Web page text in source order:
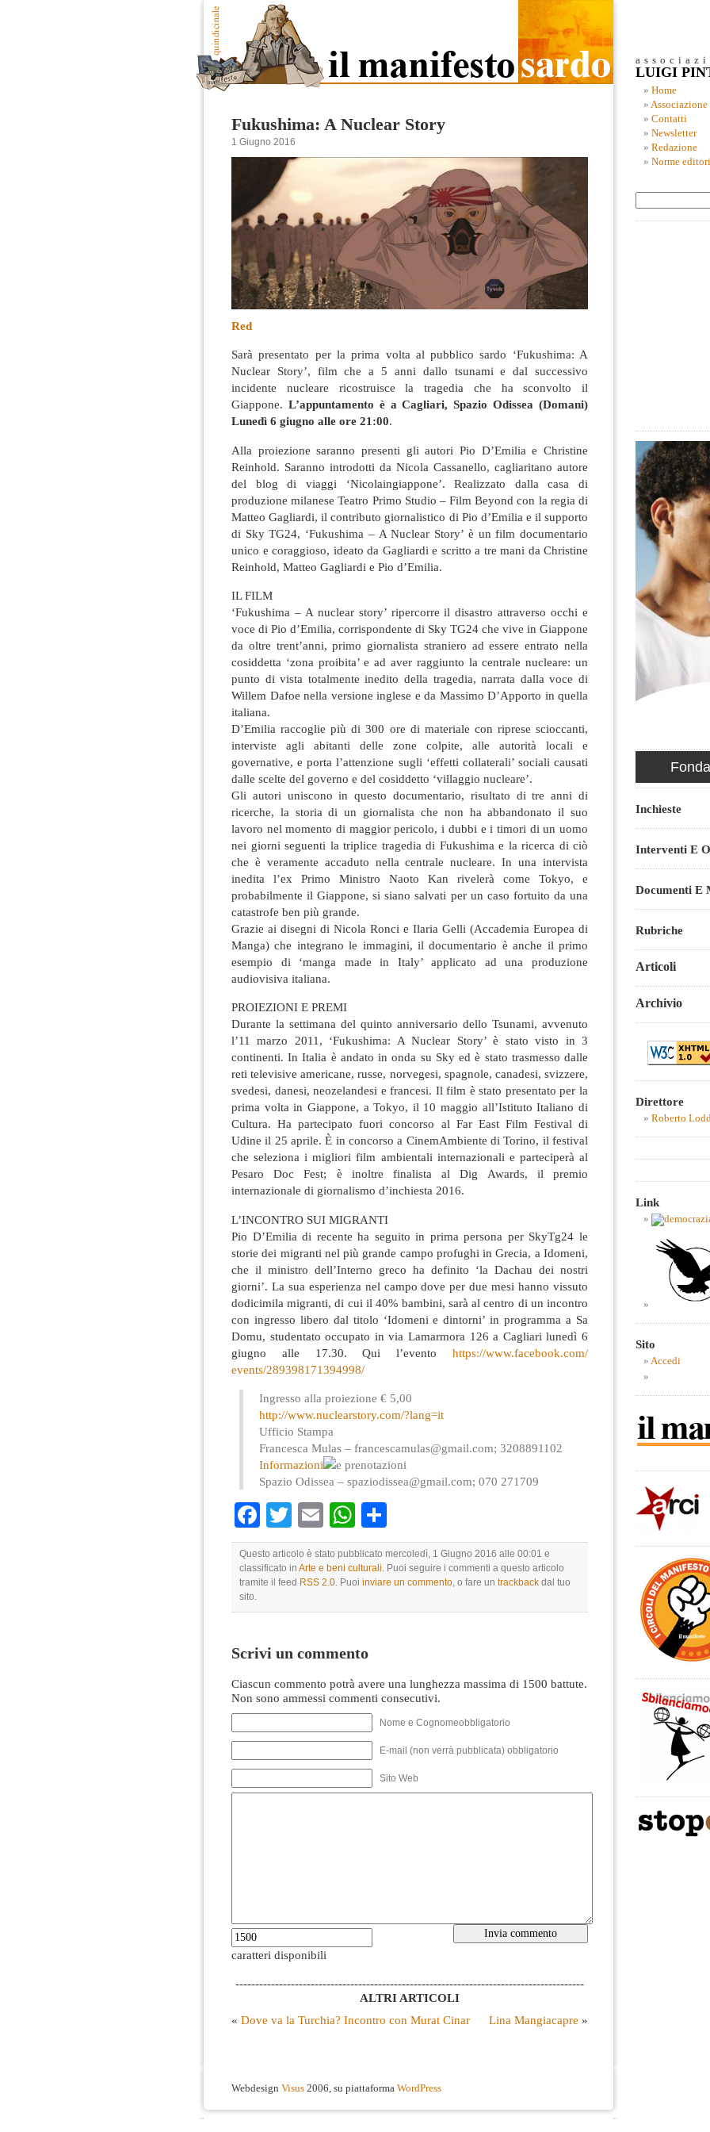
Fukushima: A Nuclear Story
1 Giugno 2016
Red
Sarà presentato per la prima volta al pubblico sardo ‘Fukushima: A
Nuclear Story’, film che a 5 anni dallo tsunami e dal successivo
incidente nucleare ricostruisce la tragedia che ha sconvolto il
Giappone. L’appuntamento è a Cagliari, Spazio Odissea (Domani)
Lunedì 6 giugno alle ore 21:00.
Alla proiezione saranno presenti gli autori Pio D’Emilia e Christine
Reinhold. Saranno introdotti da Nicola Cassanello, cagliaritano autore
del blog di viaggi ‘Nicolaingiappone’. Realizzato dalla casa di
produzione milanese Teatro Primo Studio – Film Beyond con la regia di
Matteo Gagliardi, il contributo giornalistico di Pio d’Emilia e il supporto
di Sky TG24, ‘Fukushima – A Nuclear Story’ è un film documentario
unico e coraggioso, ideato da Gagliardi e scritto a tre mani da Christine
Reinhold, Matteo Gagliardi e Pio d’Emilia.
IL FILM
‘Fukushima – A nuclear story’ ripercorre il disastro attraverso occhi e
voce di Pio d’Emilia, corrispondente di Sky TG24 che vive in Giappone
da oltre trent’anni, primo giornalista straniero ad essere entrato nella
cosiddetta ‘zona proibita’ e ad aver raggiunto la centrale nucleare: un
punto di vista totalmente inedito della tragedia, narrata dalla voce di
Willem Dafoe nella versione inglese e da Massimo D’Apporto in quella
italiana.
D’Emilia raccoglie più di 300 ore di materiale con riprese scioccanti,
interviste agli abitanti delle zone colpite, alle autorità locali e
governative, e porta l’attenzione sugli ‘effetti collaterali’ sociali causati
dalle scelte del governo e del cosiddetto ‘villaggio nucleare’.
Gli autori uniscono in questo documentario, risultato di tre anni di
ricerche, la storia di un giornalista che non ha abbandonato il suo
lavoro nel momento di maggior pericolo, i dubbi e i timori di un uomo
nei giorni seguenti la triplice tragedia di Fukushima e la ricerca di ciò
che è veramente accaduto nella centrale nucleare. In una intervista
inedita l’ex Primo Ministro Naoto Kan rivelerà come Tokyo, e
probabilmente il Giappone, si siano salvati per un caso fortuito da una
catastrofe ben più grande.
Grazie ai disegni di Nicola Ronci e Ilaria Gelli (Accademia Europea di
Manga) che integrano le immagini, il documentario è anche il primo
esempio di ‘manga made in Italy’ applicato ad una produzione
audiovisiva italiana.
PROIEZIONI E PREMI
Durante la settimana del quinto anniversario dello Tsunami, avvenuto
l’11 marzo 2011, ‘Fukushima: A Nuclear Story’ è stato visto in 3
continenti. In Italia è andato in onda su Sky ed è stato trasmesso dalle
reti televisive americane, russe, norvegesi, spagnole, canadesi, svizzere,
svedesi, danesi, neozelandesi e francesi. Il film è stato presentato per la
prima volta in Giappone, a Tokyo, il 10 maggio all’Istituto Italiano di
Cultura. Ha partecipato fuori concorso al Far East Film Festival di
Udine il 25 aprile. È in concorso a CinemAmbiente di Torino, il festival
che seleziona i migliori film ambientali internazionali e parteciperà al
Pesaro Doc Fest; è inoltre finalista al Dig Awards, il premio
internazionale di giornalismo d’inchiesta 2016.
L’INCONTRO SUI MIGRANTI
Pio D’Emilia di recente ha seguito in prima persona per SkyTg24 le
storie dei migranti nel più grande campo profughi in Grecia, a Idomeni,
che il ministro dell’Interno greco ha definito ‘la Dachau dei nostri
giorni’. La sua esperienza nel campo dove per due mesi hanno vissuto
dodicimila migranti, di cui il 40% bambini, sarà al centro di un incontro
con ingresso libero dal titolo ‘Idomeni e dintorni’ in programma a Sa
Domu, studentato occupato in via Lamarmora 126 a Cagliari lunedì 6
giugno alle 17.30. Qui l’evento https://www.facebook.com/
events/289398171394998/
Ingresso alla proiezione € 5,00
http://www.nuclearstory.com/?lang=it
Ufficio Stampa
Francesca Mulas – francescamulas@gmail.com; 3208891102
Informazioni
e prenotazioni
Spazio Odissea – spaziodissea@gmail.com; 070 271709
Facebook
TwitterEmailWhatsApp
Questo articolo è stato pubblicato mercoledì, 1 Giugno 2016 alle 00:01 e
classificato in Arte e beni culturali. Puoi seguire i commenti a questo articolo
tramite il feed RSS 2.0. Puoi inviare un commento, o fare un trackback dal tuo
sito.
Scrivi un commento
Ciascun commento potrà avere una lunghezza massima di 1500 battute.
Non sono ammessi commenti consecutivi.
Nome e Cognomeobbligatorio
E-mail (non verrà pubblicata) obbligatorio
Sito Web
caratteri disponibili
----------------------------------------------------------------------------------------
ALTRI ARTICOLI
« Dove va la Turchia? Incontro con Murat Cinar Lina Mangiacapre »
LUIGI
Home
Associazione
Contatti
Newsletter
Redazione
Norme
Inchieste
Interventi E
Documenti E
Rubriche
Articoli
Archivio
Direttore
Roberto
Link
Sito
Accedi
Webdesign Visus 2006, su piattaforma WordPress